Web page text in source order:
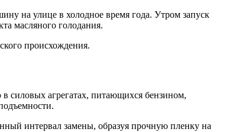
на улице в холодное время года. Утром запуск
масляного голодания.
происхождения.
силовых агрегатах, питающихся бензином,
интервал замены, образуя прочную пленку на